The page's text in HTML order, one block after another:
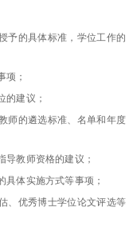
予的具体标准，学位工作的
项；
的建议；
师的遴选标准、名单和年度
导教师资格的建议；
具体实施方式等事项；
、优秀博士学位论文评选等